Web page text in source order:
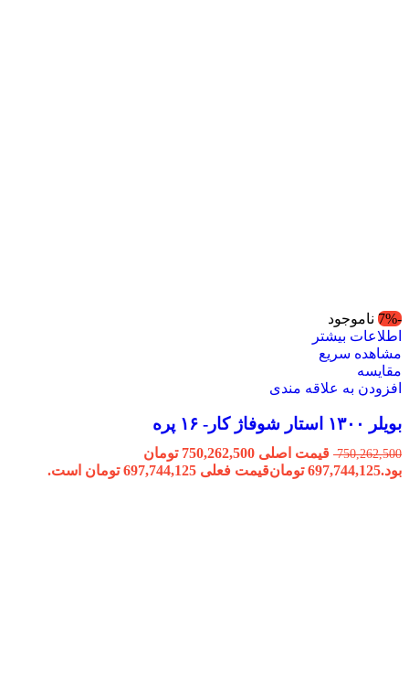
-7%
ناموجود
اطلاعات بیشتر
مشاهده سریع
مقایسه
افزودن به علاقه مندی
بویلر ۱۳۰۰ استار شوفاژ کار- ۱۶ پره
750,262,500
قیمت اصلی 750,262,500 تومان
بود.697,744,125 تومانقیمت فعلی 697,744,125 تومان است.